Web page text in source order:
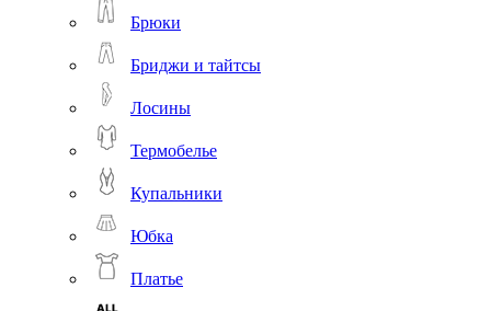
Брюки
Бриджи и тайтсы
Лосины
Термобелье
Купальники
Юбка
Платье